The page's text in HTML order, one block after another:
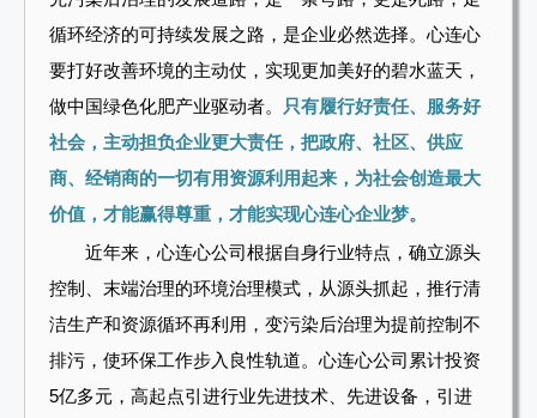
循环经济的可持续发展之路，是企业必然选择。心连心
要打好改善环境的主动仗，实现更加美好的碧水蓝天，
做中国绿色化肥产业驱动者。
只有履行好责任、服务好
社会，主动担负企业更大责任，把政府、社区、供应
商、经销商的一切有用资源利用起来，为社会创造最大
价值，才能赢得尊重，才能实现心连心企业梦。
近年来，心连心公司根据自身行业特点，确立源头
控制、末端治理的环境治理模式，从源头抓起，推行清
洁生产和资源循环再利用，变污染后治理为提前控制不
排污，使环保工作步入良性轨道。心连心公司累计投资
5亿多元，高起点引进行业先进技术、先进设备，引进